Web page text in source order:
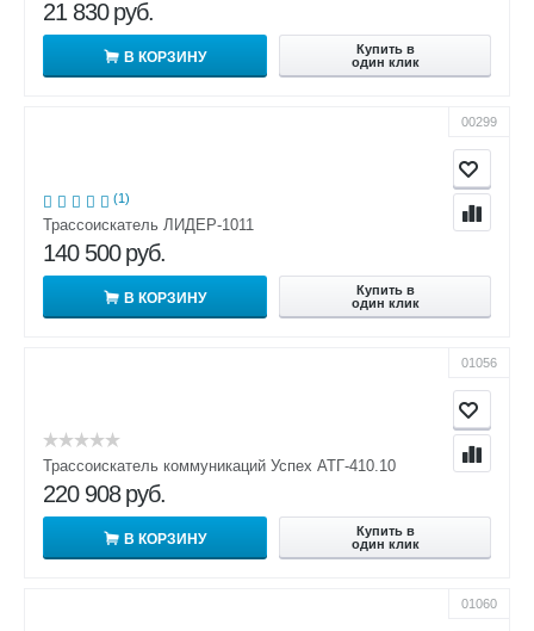
21 830 руб.
В КОРЗИНУ
Купить в
один клик
00299
(1)
Трассоискатель ЛИДЕР-1011
140 500 руб.
В КОРЗИНУ
Купить в
один клик
01056
Трассоискатель коммуникаций Успех АТГ-410.10
220 908 руб.
В КОРЗИНУ
Купить в
один клик
01060